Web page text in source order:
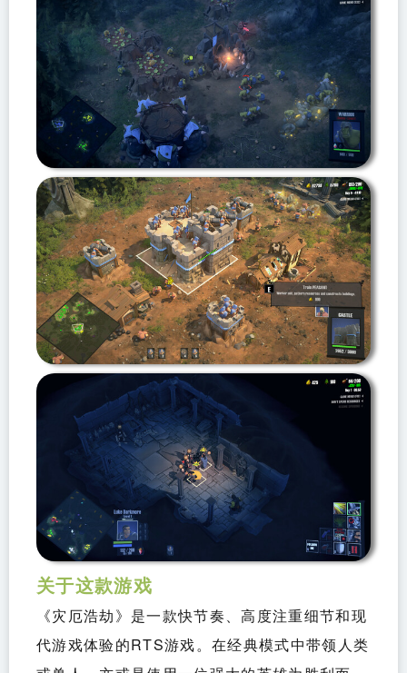
关于这款游戏
《灾厄浩劫》是一款快节奏、高度注重细节和现
代游戏体验的RTS游戏。在经典模式中带领人类